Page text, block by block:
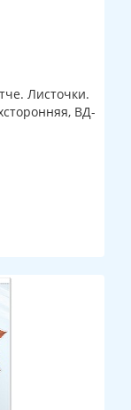
Листочки.
ВД-